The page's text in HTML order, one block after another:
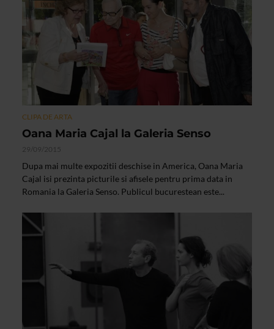
CLIPA DE ARTA
Oana Maria Cajal la Galeria Senso
29/09/2015
Dupa mai multe expozitii deschise in America, Oana Maria
Cajal isi prezinta picturile si afisele pentru prima data in
Romania la Galeria Senso. Publicul bucurestean este...